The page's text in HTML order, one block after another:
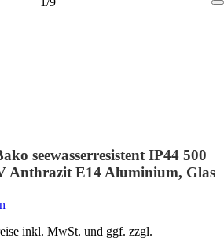
seewasserresistent IP44 500
Anthrazit E14 Aluminium, Glas
inkl. MwSt. und ggf. zzgl.